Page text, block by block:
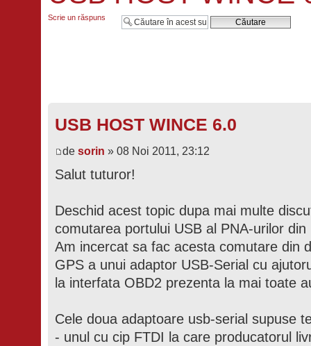
Scrie un răspuns
USB HOST WINCE 6.0
de sorin » 08 Noi 2011, 23:12
Salut tuturor!
Deschid acest topic dupa mai multe
comutarea portului USB al PNA-urilor din
Am incercat sa fac acesta comutare din
GPS a unui adaptor USB-Serial cu
la interfata OBD2 prezenta la mai toate
Cele doua adaptoare usb-serial supuse
- unul cu cip FTDI la care producatorul